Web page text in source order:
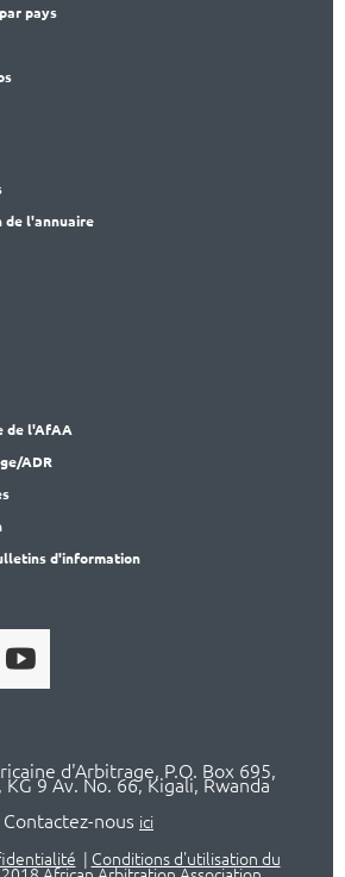
pays
de l'annuaire
de l'AfAA
ADR
d'information
d'Arbitrage, P.O. Box 695,
9 Av. No. 66, Kigali, Rwanda
Contactez-nous ici
| Conditions d'utilisation du